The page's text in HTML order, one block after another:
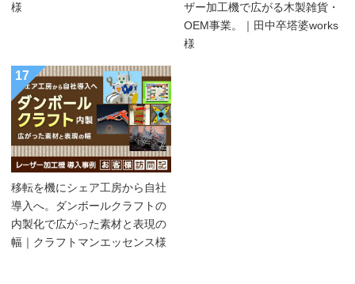
様
ザー加工機で広がる木製雑貨・
OEM事業。｜田中卒塔婆works
様
17
移転を機にシェア工房から自社
導入へ。ダンボールクラフトの
内製化で広がった素材と表現の
幅｜クラフトマンエッセンス様